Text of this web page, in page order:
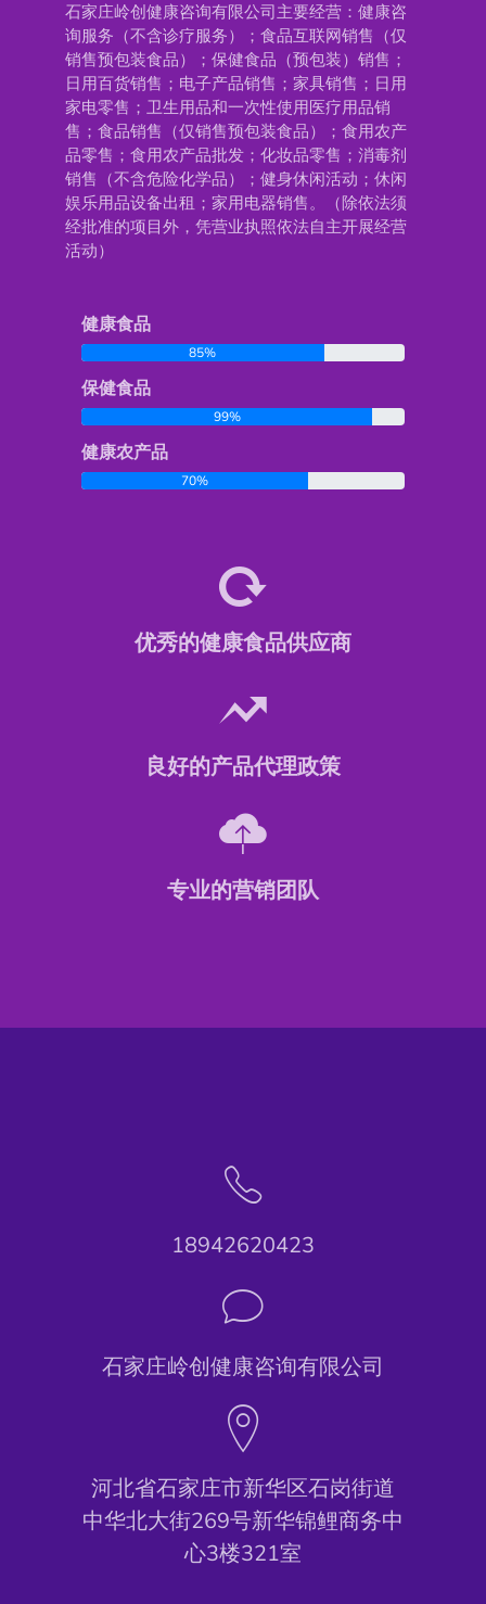
石家庄岭创健康咨询有限公司主要经营：健康咨
询服务（不含诊疗服务）；食品互联网销售（仅
销售预包装食品）；保健食品（预包装）销售；
日用百货销售；电子产品销售；家具销售；日用
家电零售；卫生用品和一次性使用医疗用品销
售；食品销售（仅销售预包装食品）；食用农产
品零售；食用农产品批发；化妆品零售；消毒剂
销售（不含危险化学品）；健身休闲活动；休闲
娱乐用品设备出租；家用电器销售。（除依法须
经批准的项目外，凭营业执照依法自主开展经营
活动）
健康食品
85%
保健食品
99%
健康农产品
70%
优秀的健康食品供应商
良好的产品代理政策
专业的营销团队
18942620423
石家庄岭创健康咨询有限公司
河北省石家庄市新华区石岗街道
中华北大街269号新华锦鲤商务中
心3楼321室